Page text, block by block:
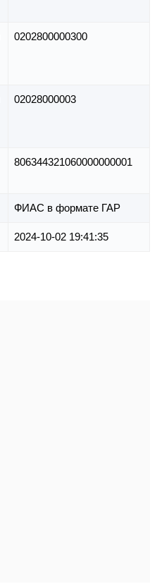
0202800000300
02028000003
806344321060000000001
ФИАС в формате ГАР
2024-10-02 19:41:35